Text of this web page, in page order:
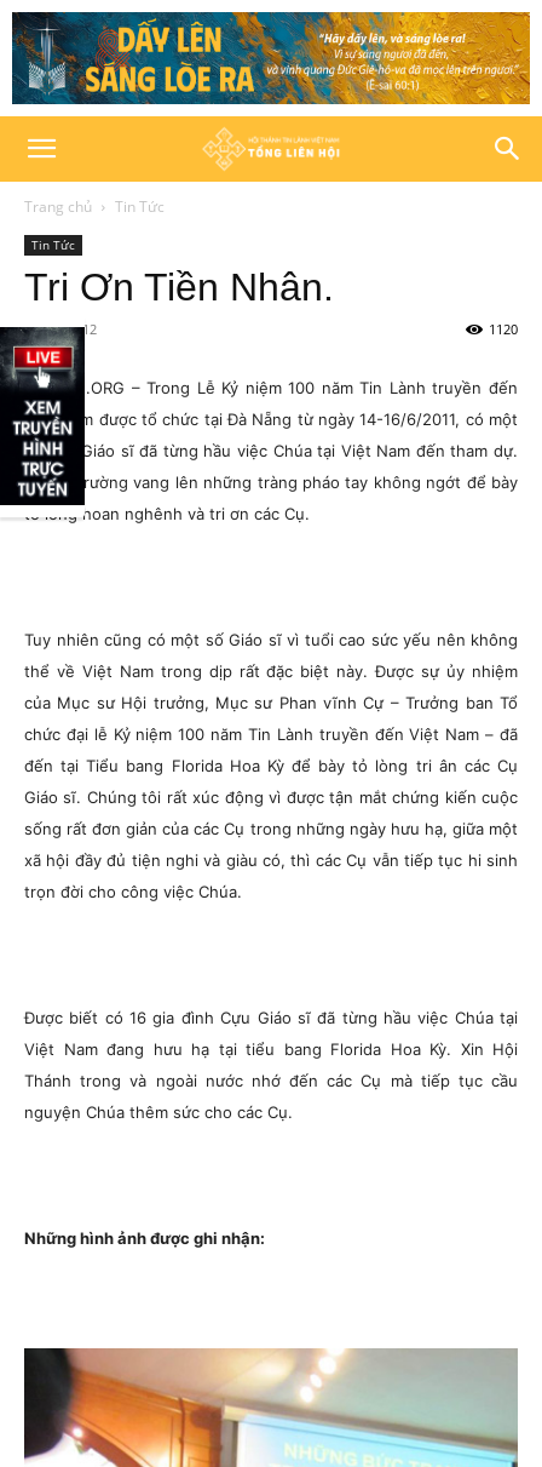
Trang chủ Tin Tức
Tin Tức
Tri Ơn Tiền Nhân.
28/06/2012 1120
HTTLVN.ORG – Trong Lễ Kỷ niệm 100 năm Tin Lành truyền đến
Việt Nam được tổ chức tại Đà Nẵng từ ngày 14-16/6/2011, có một
số cựu Giáo sĩ đã từng hầu việc Chúa tại Việt Nam đến tham dự.
Cả hội trường vang lên những tràng pháo tay không ngớt để bày
tỏ lòng hoan nghênh và tri ơn các Cụ.
Tuy nhiên cũng có một số Giáo sĩ vì tuổi cao sức yếu nên không
thể về Việt Nam trong dịp rất đặc biệt này. Được sự ủy nhiệm
của Mục sư Hội trưởng, Mục sư Phan vĩnh Cự – Trưởng ban Tổ
chức đại lễ Kỷ niệm 100 năm Tin Lành truyền đến Việt Nam – đã
đến tại Tiểu bang Florida Hoa Kỳ để bày tỏ lòng tri ân các Cụ
Giáo sĩ. Chúng tôi rất xúc động vì được tận mắt chứng kiến cuộc
sống rất đơn giản của các Cụ trong những ngày hưu hạ, giữa một
xã hội đầy đủ tiện nghi và giàu có, thì các Cụ vẫn tiếp tục hi sinh
trọn đời cho công việc Chúa.
Được biết có 16 gia đình Cựu Giáo sĩ đã từng hầu việc Chúa tại
Việt Nam đang hưu hạ tại tiểu bang Florida Hoa Kỳ. Xin Hội
Thánh trong và ngoài nước nhớ đến các Cụ mà tiếp tục cầu
nguyện Chúa thêm sức cho các Cụ.
Những hình ảnh được ghi nhận: